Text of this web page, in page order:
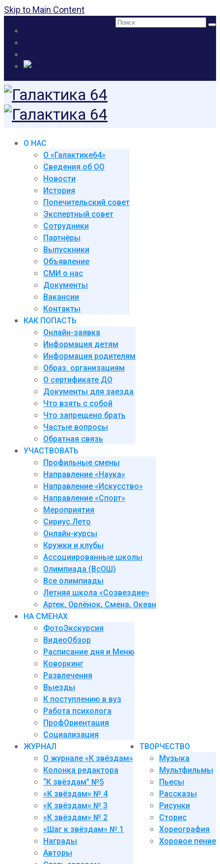
Skip to Main Content
Поиск:
О НАС
О «Галактике64»
Сведения об ОО
Новости
История
Попечительский совет
Экспертный совет
Сотрудники
Партнёры
Выпускники
Объявление
СМИ о нас
Документы
Вакансии
Контакты
КАК ПОПАСТЬ
Онлайн-заявка
Информация детям
Информация родителям
Образ. организациям
О сертификате ДО
Документы для заезда
Что взять с собой
Что запрещено брать
Частые вопросы
Обратная связь
УЧАСТВОВАТЬ
Профильные смены
Направление «Наука»
Направление «Искусство»
Направление «Спорт»
Мероприятия
Сириус.Лето
Онлайн-курсы
Кружки и клубы
Ассоциированные школы
Олимпиада (ВсОШ)
Все олимпиады
Летняя школа «Созвездие»
Артек, Орлёнок, Смена, Океан
НА СМЕНАХ
ФотоЭкскурсия
ВидеоОбзор
Расписание дня и Меню
Коворкинг
Развлечения
Выезды
К поступлению в вуз
Работа психолога
ПрофОриентация
Социализация
ЖУРНАЛ
О журнале «К звёздам»
Колонка редактора
“К звёздам” №5
«К звёздам» № 4
«К звёздам» № 3
«К звёздам» № 2
«Шаг к звёздам» № 1
Награды
Авторы
ТВОРЧЕСТВО
Музыка
Мультфильмы
Пьесы
Рассказы
Рисунки
Сторис
Хореография
Хоровое пение